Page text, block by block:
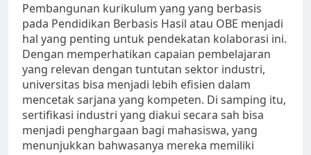
Pembangunan kurikulum yang yang berbasis
pada Pendidikan Berbasis Hasil atau OBE menjadi
hal yang penting untuk pendekatan kolaborasi ini.
Dengan memperhatikan capaian pembelajaran
yang relevan dengan tuntutan sektor industri,
universitas bisa menjadi lebih efisien dalam
mencetak sarjana yang kompeten. Di samping itu,
sertifikasi industri yang diakui secara sah bisa
menjadi penghargaan bagi mahasiswa, yang
menunjukkan bahwasanya mereka memiliki